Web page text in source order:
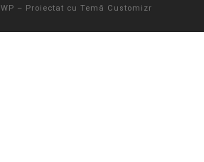
WP – Proiectat cu Temă Customizr